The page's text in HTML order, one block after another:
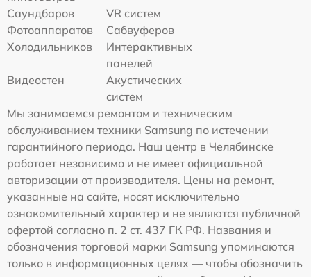
Саундбаров
VR систем
Фотоаппаратов
Сабвуферов
Холодильников
Интерактивных
панелей
Видеостен
Акустических
систем
Мы занимаемся ремонтом и техническим
обслуживанием техники Samsung по истечении
гарантийного периода. Наш центр в Челябинске
работает независимо и не имеет официальной
авторизации от производителя. Цены на ремонт,
указанные на сайте, носят исключительно
ознакомительный характер и не являются публичной
офертой согласно п. 2 ст. 437 ГК РФ. Названия и
обозначения торговой марки Samsung упоминаются
только в информационных целях — чтобы обозначить